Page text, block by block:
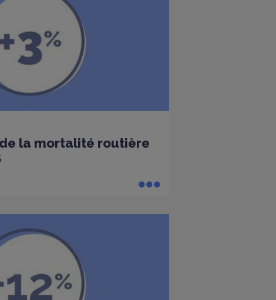
de la mortalité routière